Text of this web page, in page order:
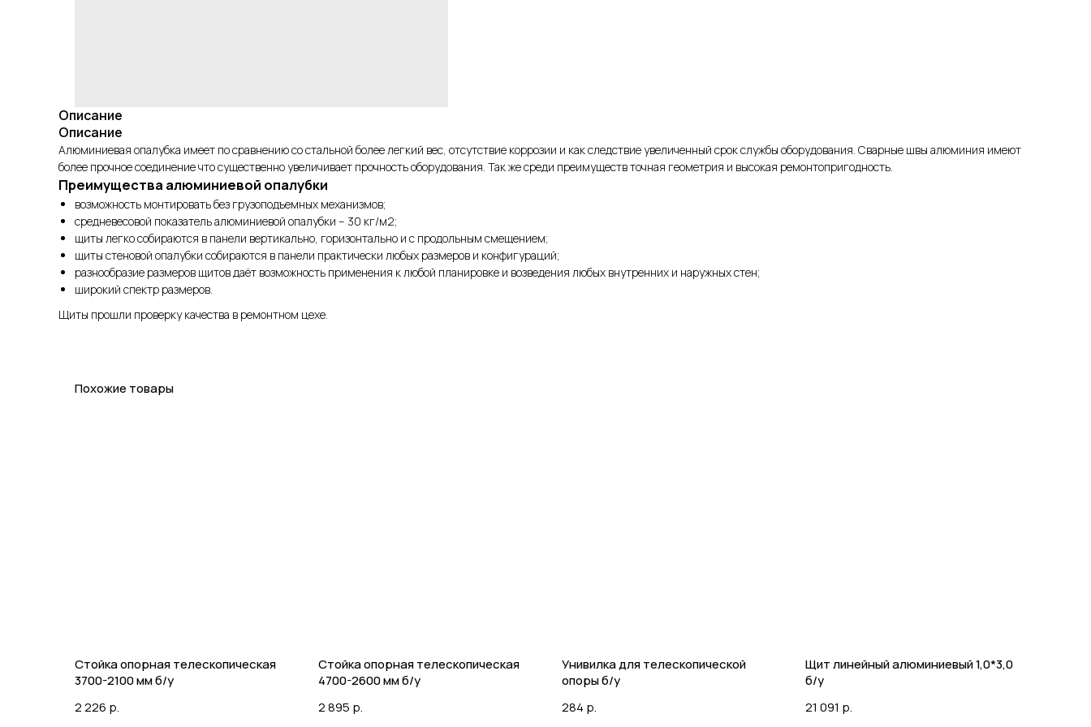
Описание
Описание
Алюминиевая опалубка имеет по сравнению со стальной более легкий вес, отсутствие коррозии и как следствие увеличенный срок службы оборудования. Сварные швы алюминия имеют
более прочное соединение что существенно увеличивает прочность оборудования. Так же среди преимуществ точная геометрия и высокая ремонтопригодность.
Преимущества алюминиевой опалубки
возможность монтировать без грузоподъемных механизмов;
средневесовой показатель алюминиевой опалубки – 30 кг/м2;
щиты легко собираются в панели вертикально, горизонтально и с продольным смещением;
щиты стеновой опалубки собираются в панели практически любых размеров и конфигураций;
разнообразие размеров щитов даёт возможность применения к любой планировке и возведения любых внутренних и наружных стен;
широкий спектр размеров.
Щиты прошли проверку качества в ремонтном цехе.
Похожие товары
Стойка опорная телескопическая
3700-2100 мм б/у
2 226 р.
Стойка опорная телескопическая
4700-2600 мм б/у
2 895 р.
Унивилка для телескопической
опоры б/у
284 р.
Щит линейный алюминиевый 1,0*3,0
б/у
21 091 р.